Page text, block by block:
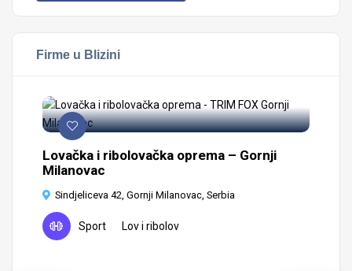
Firme u Blizini
Lovačka i ribolovačka oprema – Gornji
Milanovac
Sindjeliceva 42, Gornji Milanovac, Serbia
Sport Lov i ribolov